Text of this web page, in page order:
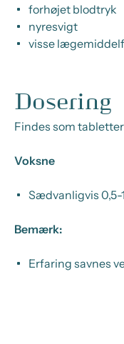
forhøjet blodtryk
nyresvigt
visse
Dosering
Findes som
Voksne
Sædvanligvis 0,5-
Bemærk:
Erfaring savnes